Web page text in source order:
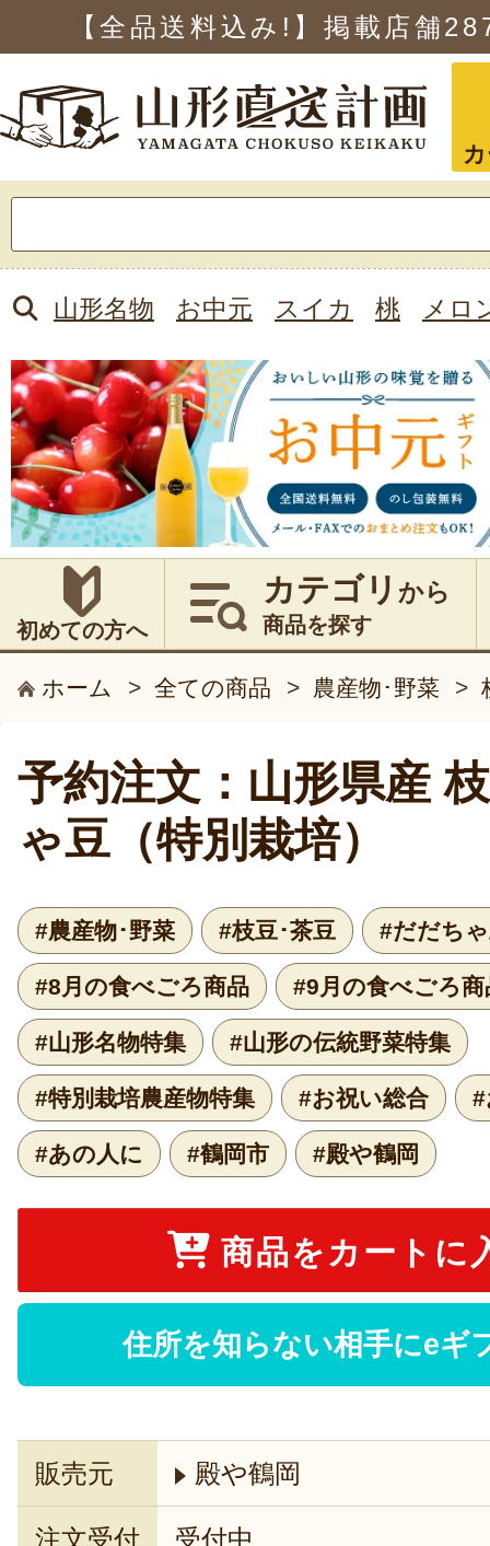
【全品送料込み!】掲載店舗
索:
山形名物 お中元 スイカ 桃 メロ
初めての方へ
カテゴリ から
商品を探す
ホーム > 全ての商品 > 農産物･野菜 >
予約注文：山形県産
ゃ豆（特別栽培）
#農産物･野菜 #枝豆･茶豆 #だだち
#8月の食べごろ商品 #9月の食べごろ商
#山形名物特集 #山形の伝統野菜特集
#特別栽培農産物特集 #お祝い総合 #
#あの人に #鶴岡市 #殿や鶴岡
商品をカートに
住所を知らない相手にeギ
販売元 殿や鶴岡
注文受付 受付中